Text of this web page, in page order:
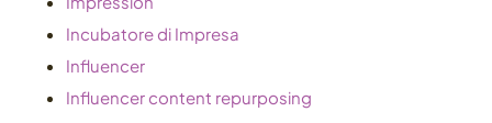
Incubatore di Impresa
Influencer
Influencer content repurposing